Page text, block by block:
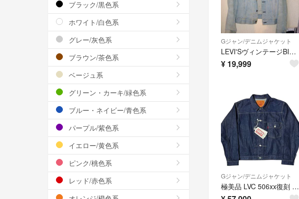
Gジャン/デニムジャケット
LEVI'SヴィンテージBIG-E1967年モデル美品
¥ 19,999
Gジャン/デニムジャケット
極美品 LVC 506xx復刻 1st 1936モデル ビッグE サイズ42
ブラック/黒色系
ホワイト/白色系
グレー/灰色系
ブラウン/茶色系
ベージュ系
グリーン・カーキ/緑色系
ブルー・ネイビー/青色系
パープル/紫色系
イエロー/黄色系
ピンク/桃色系
レッド/赤色系